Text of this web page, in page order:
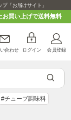
「お届けサイト」
お買い上げで送料無料
合わせ ログイン 会員登録
#チューブ調味料